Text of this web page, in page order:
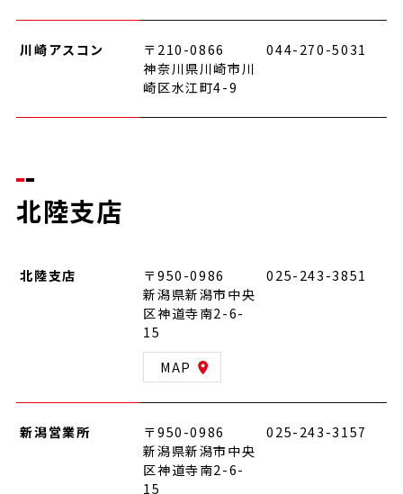
川崎アスコン
〒210-0866
神奈川県川崎市川
崎区水江町4-9
044-270-5031
北陸支店
北陸支店
〒950-0986
新潟県新潟市中央
区神道寺南2-6-
15
MAP
025-243-3851
新潟営業所
〒950-0986
新潟県新潟市中央
区神道寺南2-6-
15
025-243-3157